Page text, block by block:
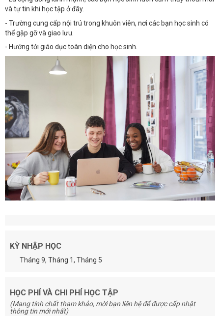
và tự tin khi học tập ở đây.
- Trường cung cấp nội trú trong khuôn viên, nơi các bạn học sinh có
thể gặp gỡ và giao lưu.
- Hướng tới giáo dục toàn diện cho học sinh.
KỲ NHẬP HỌC
Tháng 9, Tháng 1, Tháng 5
HỌC PHÍ VÀ CHI PHÍ HỌC TẬP
(Mang tính chất tham khảo, mời bạn liên hệ để được cấp nhật
thông tin mới nhất)